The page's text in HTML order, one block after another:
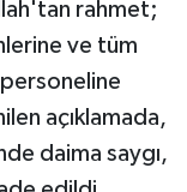
rahmet;
ve tüm
personeline
açıklamada,
daima saygı,